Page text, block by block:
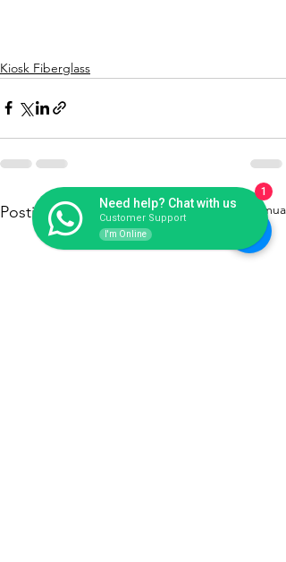
Kiosk Fiberglass
Postingan Terakhir Lihat Semua
Need help? Chat with us
Customer Support
I'm Online
1